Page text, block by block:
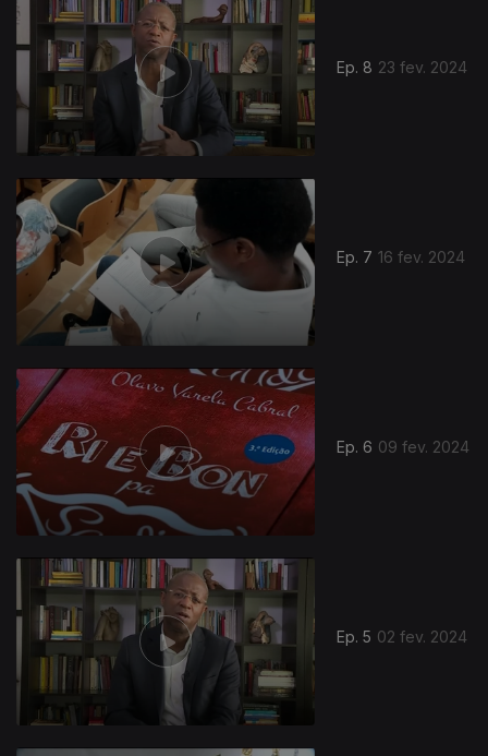
Ep. 8 23 fev. 2024
Ep. 7 16 fev. 2024
Ep. 6 09 fev. 2024
Ep. 5 02 fev. 2024
745514